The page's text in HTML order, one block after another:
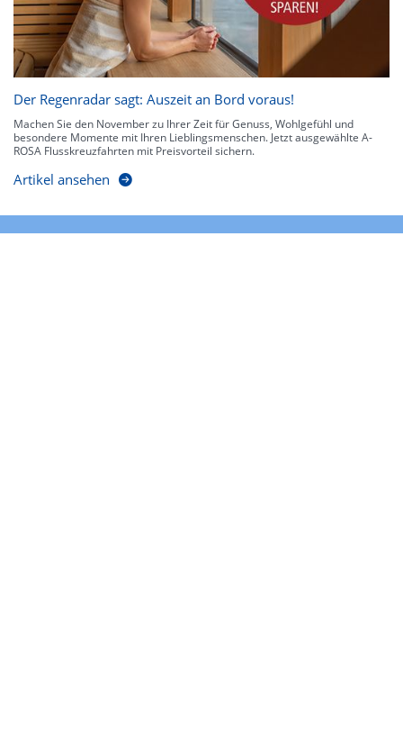
Der Regenradar sagt: Auszeit an Bord voraus!
Machen Sie den November zu Ihrer Zeit für Genuss, Wohlgefühl und
besondere Momente mit Ihren Lieblingsmenschen. Jetzt ausgewählte A-
ROSA Flusskreuzfahrten mit Preisvorteil sichern.
Artikel ansehen